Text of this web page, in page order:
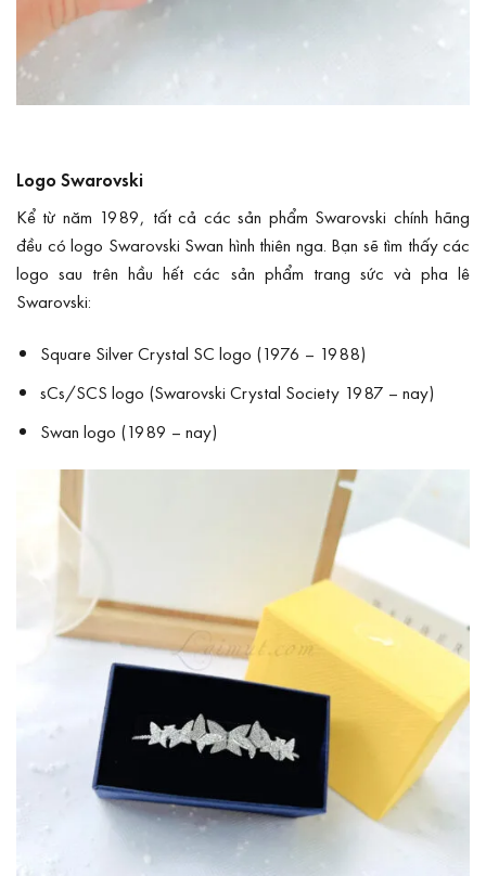
Logo Swarovski
Kể từ năm 1989, tất cả các sản phẩm Swarovski chính hãng
đều có logo Swarovski Swan hình thiên nga. Bạn sẽ tìm thấy các
logo sau trên hầu hết các sản phẩm trang sức và pha lê
Swarovski:
Square Silver Crystal SC logo (1976 – 1988)
sCs/SCS logo (Swarovski Crystal Society 1987 – nay)
Swan logo (1989 – nay)